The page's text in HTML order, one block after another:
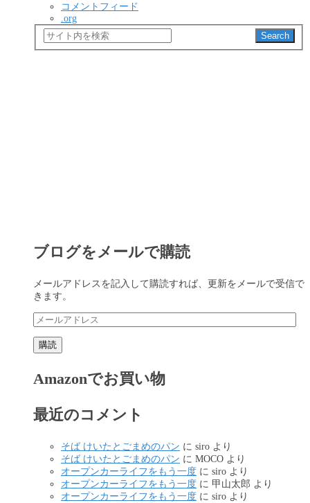
コメントフィード
.org
ブログをメールで購読
メールアドレスを記入して購読すれば、更新をメールで受信で
きます。
メ
ー
ル
ア
レ
購読
Amazonでお買い物
最近のコメント
そば けいたとごまめのパン に siro より
そば けいたとごまめのパン に MOCO より
オープンカーライフをもう一度 に siro より
オープンカーライフをもう一度 に 甲山太郎 より
オープンカーライフをもう一度 に siro より